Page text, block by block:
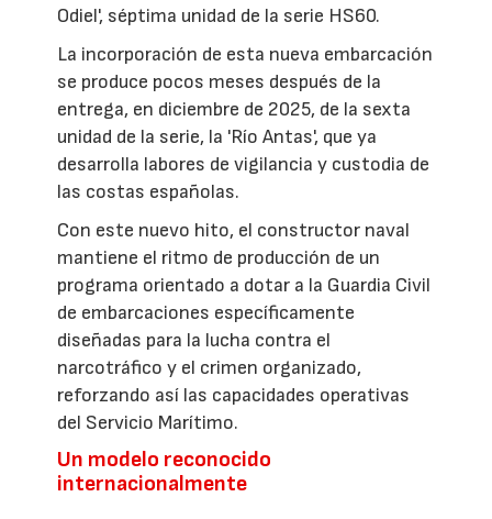
Odiel', séptima unidad de la serie HS60.
La incorporación de esta nueva embarcación
se produce pocos meses después de la
entrega, en diciembre de 2025, de la sexta
unidad de la serie, la 'Río Antas', que ya
desarrolla labores de vigilancia y custodia de
las costas españolas.
Con este nuevo hito, el constructor naval
mantiene el ritmo de producción de un
programa orientado a dotar a la Guardia Civil
de embarcaciones específicamente
diseñadas para la lucha contra el
narcotráfico y el crimen organizado,
reforzando así las capacidades operativas
del Servicio Marítimo.
Un modelo reconocido
internacionalmente